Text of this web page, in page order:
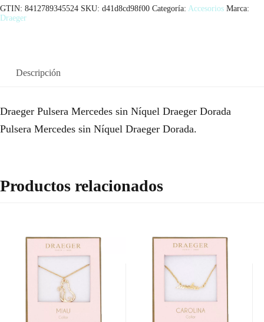
GTIN: 8412789345524 SKU: d41d8cd98f00 Categoría: Accesorios Marca:
Draeger
Descripción
Draeger Pulsera Mercedes sin Níquel Draeger Dorada
Pulsera Mercedes sin Níquel Draeger Dorada.
Productos relacionados